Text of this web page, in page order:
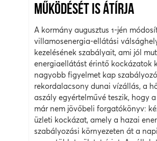
MŰKÖDÉSÉT IS ÁTÍRJA
A kormány augusztus 1-jén
villamosenergia-ellátási
kezelésének szabályait, ami jól
energiaellátást érintő kockázatok
nagyobb figyelmet kap
rekordalacsony dunai vízállás, a
aszály egyértelművé teszik, hogy
már nem jövőbeli forgatókönyv:
üzleti kockázat, amely a hazai
szabályozási környezeten át a